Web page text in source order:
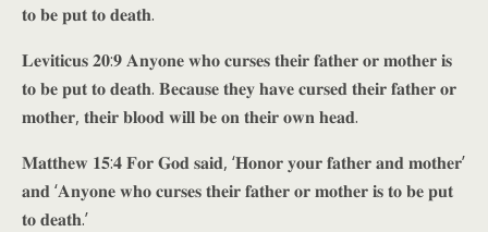
𝐭𝐨 𝐛𝐞 𝐩𝐮𝐭 𝐭𝐨 𝐝𝐞𝐚𝐭𝐡.
𝐋𝐞𝐯𝐢𝐭𝐢𝐜𝐮𝐬 𝟐𝟎:𝟗 𝐀𝐧𝐲𝐨𝐧𝐞 𝐰𝐡𝐨 𝐜𝐮𝐫𝐬𝐞𝐬 𝐭𝐡𝐞𝐢𝐫 𝐟𝐚𝐭𝐡𝐞𝐫 𝐨𝐫 𝐦𝐨𝐭𝐡𝐞𝐫 𝐢𝐬
𝐭𝐨 𝐛𝐞 𝐩𝐮𝐭 𝐭𝐨 𝐝𝐞𝐚𝐭𝐡. 𝐁𝐞𝐜𝐚𝐮𝐬𝐞 𝐭𝐡𝐞𝐲 𝐡𝐚𝐯𝐞 𝐜𝐮𝐫𝐬𝐞𝐝 𝐭𝐡𝐞𝐢𝐫 𝐟𝐚𝐭𝐡𝐞𝐫 𝐨𝐫
𝐦𝐨𝐭𝐡𝐞𝐫, 𝐭𝐡𝐞𝐢𝐫 𝐛𝐥𝐨𝐨𝐝 𝐰𝐢𝐥𝐥 𝐛𝐞 𝐨𝐧 𝐭𝐡𝐞𝐢𝐫 𝐨𝐰𝐧 𝐡𝐞𝐚𝐝.
𝐌𝐚𝐭𝐭𝐡𝐞𝐰 𝟏𝟓:𝟒 𝐅𝐨𝐫 𝐆𝐨𝐝 𝐬𝐚𝐢𝐝, ‘𝐇𝐨𝐧𝐨𝐫 𝐲𝐨𝐮𝐫 𝐟𝐚𝐭𝐡𝐞𝐫 𝐚𝐧𝐝 𝐦𝐨𝐭𝐡𝐞𝐫’
𝐚𝐧𝐝 ‘𝐀𝐧𝐲𝐨𝐧𝐞 𝐰𝐡𝐨 𝐜𝐮𝐫𝐬𝐞𝐬 𝐭𝐡𝐞𝐢𝐫 𝐟𝐚𝐭𝐡𝐞𝐫 𝐨𝐫 𝐦𝐨𝐭𝐡𝐞𝐫 𝐢𝐬 𝐭𝐨 𝐛𝐞 𝐩𝐮𝐭
𝐭𝐨 𝐝𝐞𝐚𝐭𝐡.’